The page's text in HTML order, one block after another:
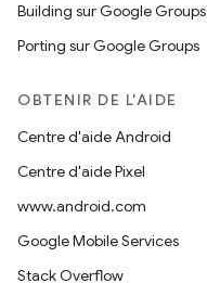
Building sur Google Groups
Porting sur Google Groups
OBTENIR DE L'AIDE
Centre d'aide Android
Centre d'aide Pixel
www.android.com
Google Mobile Services
Stack Overflow